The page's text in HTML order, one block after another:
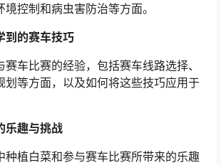
控制和病虫害防治等方面。
到的赛车技巧
车比赛的经验，包括赛车线路选择、
划等方面，以及如何将这些技巧应用于
乐趣与挑战
种植白菜和参与赛车比赛所带来的乐趣